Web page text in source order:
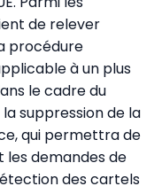
de relever
procédure
à un plus
le cadre du
suppression de la
qui permettra de
demandes de
des cartels